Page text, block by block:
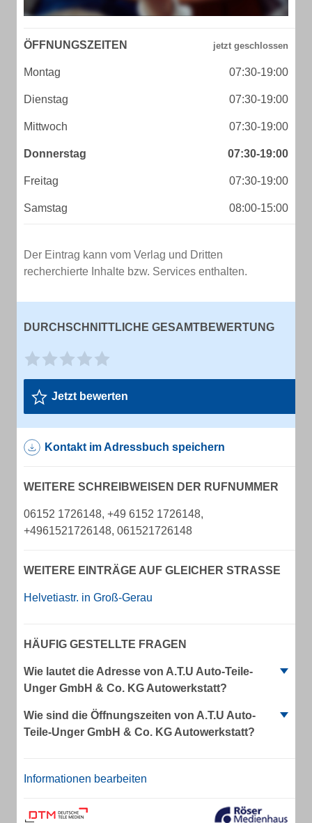
ÖFFNUNGSZEITEN
Montag 07:30-19:00
Dienstag 07:30-19:00
Mittwoch 07:30-19:00
Donnerstag 07:30-19:00
Freitag 07:30-19:00
Samstag 08:00-15:00
Der Eintrag kann vom Verlag und Dritten
recherchierte Inhalte bzw. Services enthalten.
DURCHSCHNITTLICHE GESAMTBEWERTUNG
Jetzt bewerten
Kontakt im Adressbuch speichern
WEITERE SCHREIBWEISEN DER RUFNUMMER
06152 1726148, +49 6152 1726148,
+4961521726148, 061521726148
WEITERE EINTRÄGE AUF GLEICHER STRASSE
Helvetiastr. in Groß-Gerau
HÄUFIG GESTELLTE FRAGEN
Wie lautet die Adresse von A.T.U Auto-Teile-
Unger GmbH & Co. KG Autowerkstatt?
Wie sind die Öffnungszeiten von A.T.U Auto-
Teile-Unger GmbH & Co. KG Autowerkstatt?
Informationen bearbeiten